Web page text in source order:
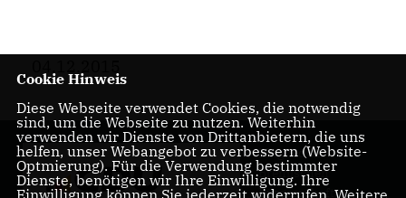
Mitglied der
Bremischen
Bürgerschaft
Cookie Hinweis
Diese Webseite verwendet Cookies, die notwendig
sind, um die Webseite zu nutzen. Weiterhin
verwenden wir Dienste von Drittanbietern, die uns
helfen, unser Webangebot zu verbessern (Website-
Optmierung). Für die Verwendung bestimmter
Dienste, benötigen wir Ihre Einwilligung. Ihre
Einwilligung können Sie jederzeit widerrufen. Weitere